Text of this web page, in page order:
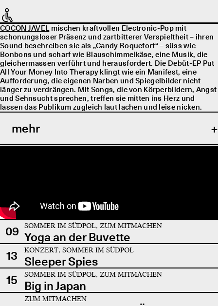
COCON JAVELmischen kraftvollen Electronic-Pop mit
schonungsloser Präsenz und zartbitterer Verspieltheit – ihren
Sound beschreiben sie als „Candy Roquefort“ – süss wie
Bonbons und scharf wie Blauschimmelkäse, eine Musik, die
gleichermassen verführt und herausfordert. Die Debüt-EP Put
All Your Money Into Therapy klingt wie ein Manifest, eine
Aufforderung, die eigenen Narben und Spiegelbilder nicht
länger zu verdrängen. Mit Songs, die von Körperbildern, Angst
und Sehnsucht sprechen, treffen sie mitten ins Herz und
lassen das Publikum zugleich laut lachen und leise nicken.
mehr
09 SOMMER IM SÜDPOL, ZUM MITMACHEN
Yoga an der Buvette
13
KONZERT, SOMMER IM SÜDPOL
Sleeper Spies
15
SOMMER IM SÜDPOL, ZUM MITMACHEN
Big in Japan
ZUM MITMACHEN